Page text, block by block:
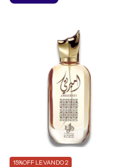
15%OFF LEVANDO 2